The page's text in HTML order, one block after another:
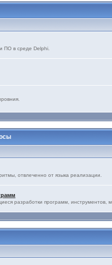
ПО в среде Delphi.
отвлеченно от языка реализации.
разработки программ, инструментов,